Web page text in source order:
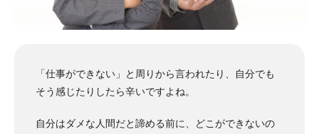
「仕事ができない」と周りから言われたり、自分でも
そう感じたりしたら辛いですよね。
自分はダメな人間だと諦める前に、どこができないの